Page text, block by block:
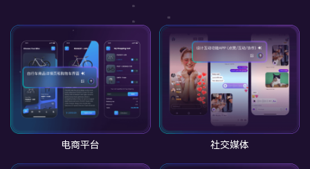
电商平台 社交媒体